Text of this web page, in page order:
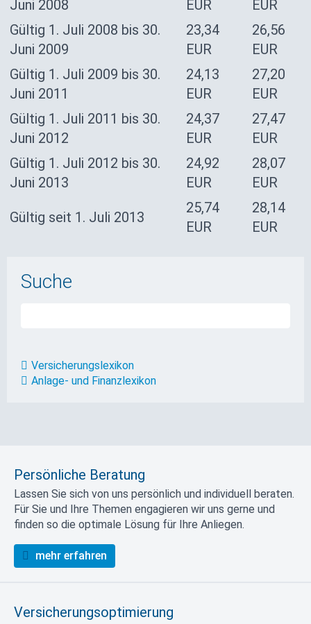
Juni 2008 EUR
EUR
Gültig 1. Juli 2008 bis 30.
Juni 2009
23,34
EUR
26,56
EUR
Gültig 1. Juli 2009 bis 30.
Juni 2011
24,13
EUR
27,20
EUR
Gültig 1. Juli 2011 bis 30.
Juni 2012
24,37
EUR
27,47
EUR
Gültig 1. Juli 2012 bis 30.
Juni 2013
24,92
EUR
28,07
EUR
Gültig seit 1. Juli 2013
25,74
EUR
28,14
EUR
Suche
Versicherungslexikon
Anlage- und Finanzlexikon
Persönliche Beratung
Lassen Sie sich von uns persönlich und individuell beraten.
Für Sie und Ihre Themen engagieren wir uns gerne und
finden so die optimale Lösung für Ihre Anliegen.
mehr erfahren
Versicherungsoptimierung